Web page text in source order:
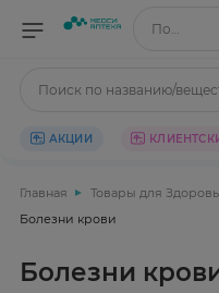
Поиск по названию/веществу
Поиск по названию/
АКЦИИ
Главная Товары для
Болезни крови
Болезни